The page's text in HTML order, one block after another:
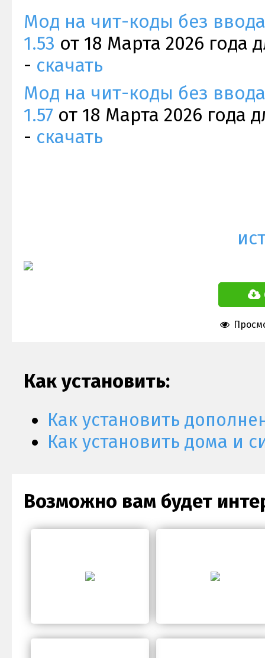
Мод на чит-коды без
1.53 от 18 Марта 2026 года
- скачать
Мод на чит-коды без
1.57 от 18 Марта 2026 года
- скачать
Как установить:
Как установить
Как установить дома и
Возможно вам будет